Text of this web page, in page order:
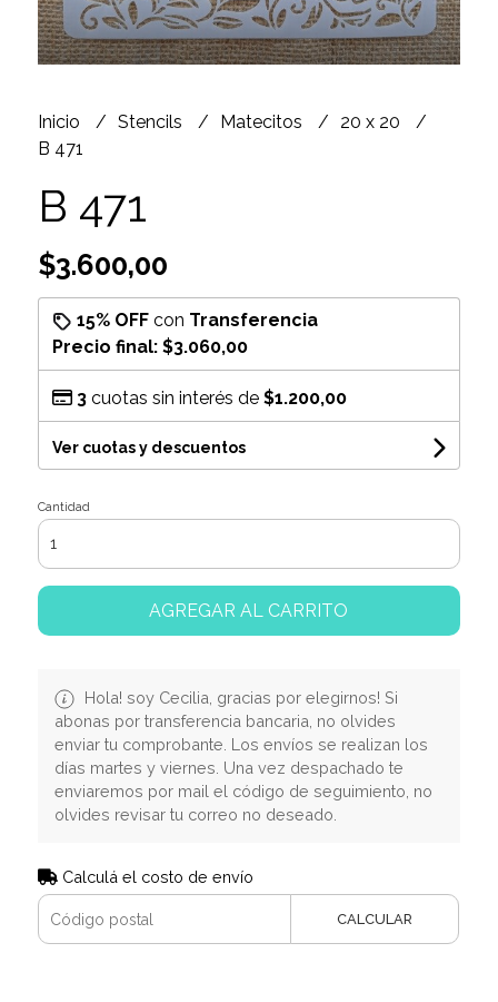
Inicio Stencils Matecitos
20 x 20
B 471
B 471
$3.600,00
15% OFFcon Transferencia
Precio final: $3.060,00
3cuotas sin interés de $1.200,00
Ver cuotas y descuentos
Cantidad
AGREGAR AL CARRITO
Hola! soy Cecilia, gracias por elegirnos! Si
abonas por transferencia bancaria, no olvides
enviar tu comprobante. Los envíos se realizan los
días martes y viernes. Una vez despachado te
enviaremos por mail el código de seguimiento, no
olvides revisar tu correo no deseado.
Calculá el costo de envío
CALCULAR